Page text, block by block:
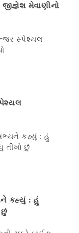
જીજ્ઞેશ મેવાણીનો
કહ્યું : હું
છું